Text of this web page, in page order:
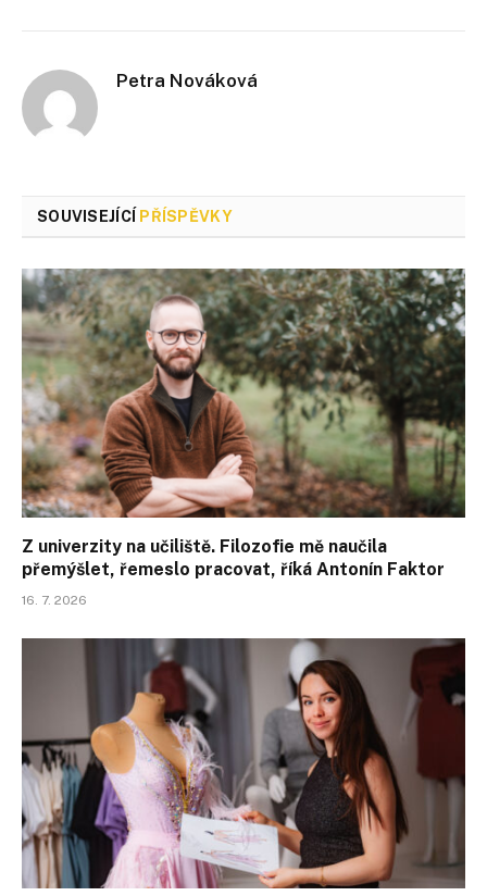
Petra Nováková
SOUVISEJÍCÍ PŘÍSPĚVKY
Z univerzity na učiliště. Filozofie mě naučila
přemýšlet, řemeslo pracovat, říká Antonín Faktor
16. 7. 2026